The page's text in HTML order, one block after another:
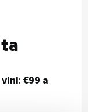
: €99 a